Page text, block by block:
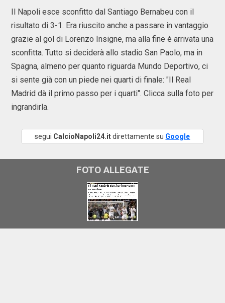
Il Napoli esce sconfitto dal Santiago Bernabeu con il
risultato di 3-1. Era riuscito anche a passare in vantaggio
grazie al gol di Lorenzo Insigne, ma alla fine è arrivata una
sconfitta. Tutto si deciderà allo stadio San Paolo, ma in
Spagna, almeno per quanto riguarda Mundo Deportivo, ci
si sente già con un piede nei quarti di finale: "Il Real
Madrid dà il primo passo per i quarti". Clicca sulla foto per
ingrandirla.
segui CalcioNapoli24.itdirettamente su Google
FOTO ALLEGATE